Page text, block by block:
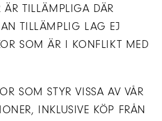
ÄR TILLÄMPLIGA DÄR
TILLÄMPLIG LAG EJ
SOM ÄR I KONFLIKT MED
SOM STYR VISSA AV VÅR
INKLUSIVE KÖP FRÅN